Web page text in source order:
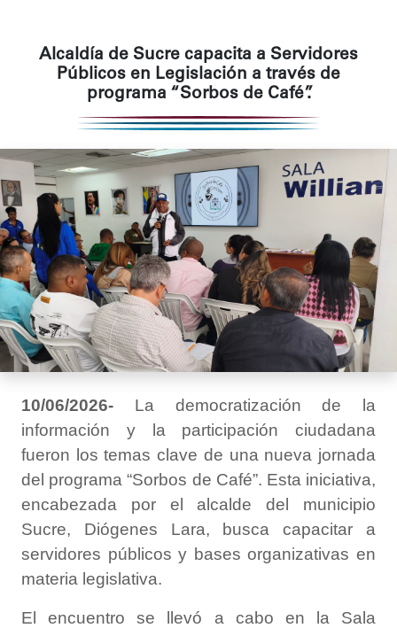
Alcaldía de Sucre capacita a Servidores
Públicos en Legislación a través de
programa “Sorbos de Café”.
10/06/2026- La democratización de la
información y la participación ciudadana
fueron los temas clave de una nueva jornada
del programa “Sorbos de Café”. Esta iniciativa,
encabezada por el alcalde del municipio
Sucre, Diógenes Lara, busca capacitar a
servidores públicos y bases organizativas en
materia legislativa.
El encuentro se llevó a cabo en la Sala